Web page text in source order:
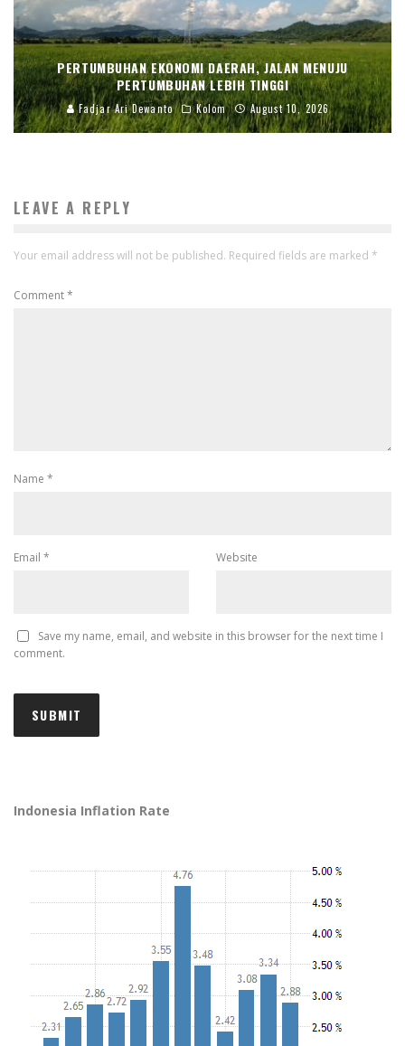
PERTUMBUHAN EKONOMI DAERAH, JALAN MENUJU
PERTUMBUHAN LEBIH TINGGI
Fadjar Ari Dewanto Kolom August 10, 2026
LEAVE A REPLY
Your email address will not be published. Required fields are marked *
Comment*
Name *
Email * Website
Save my name, email, and website in this browser for the next time I
comment.
Indonesia Inflation Rate